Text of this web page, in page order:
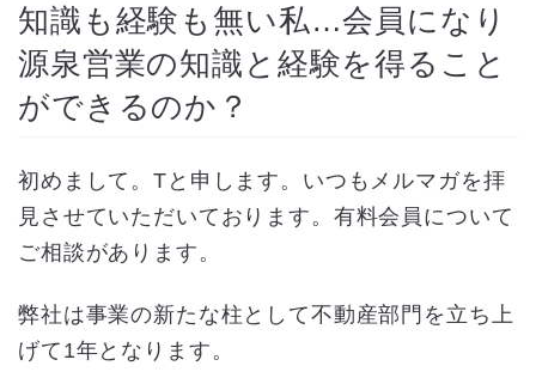
知識も経験も無い私…会員になり
源泉営業の知識と経験を得ること
ができるのか？
初めまして。Tと申します。いつもメルマガを拝
見させていただいております。有料会員について
ご相談があります。
弊社は事業の新たな柱として不動産部門を立ち上
げて1年となります。